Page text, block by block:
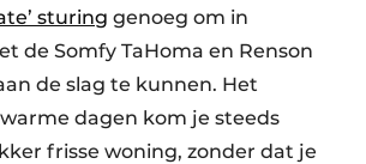
sturing genoeg om in
de Somfy TaHoma en Renson
de slag te kunnen. Het
dagen kom je steeds
frisse woning, zonder dat je